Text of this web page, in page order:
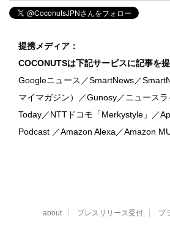
提携メディア：
COCONUTSは下記サービスに記事を提
Googleニュース／SmartNews／
マイマガジン）／Gunosy／ニュース
Today／NTTドコモ「Merkystyle」／
Podcast ／Amazon Alexa／Amazon
about プレスリリース受付 プ